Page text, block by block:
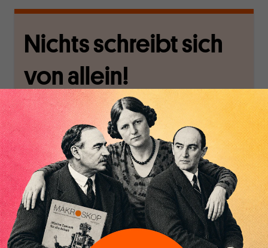
Inhaltsverzeichnis
Nichts schreibt sich
von allein!
Nur für Abonnenten
MAKROSKOP analysiert
wirtschaftspolitische
Themen aus einer
postkeynesianischen
Perspektive und ist damit
in Deutschland einzigartig.
MAKROSKOP steht für
das große Ganze. Wir
Wir verlassen die
journalistische Filterblase,
in der sich viele
eingerichtet haben. Wir
öffnen Fenster und
bringen frische Luft in die
engen und verstaubten
Debattenräume.